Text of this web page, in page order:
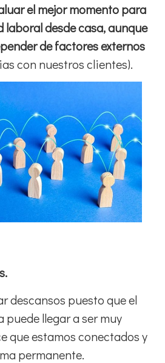
el mejor momento para
desde casa, aunque
de factores externos
con nuestros clientes).
descansos puesto que el
puede llegar a ser muy
que estamos conectados y
permanente.